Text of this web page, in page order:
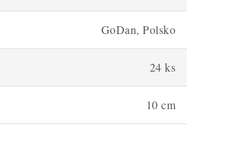
GoDan, Polsko
24 ks
10 cm